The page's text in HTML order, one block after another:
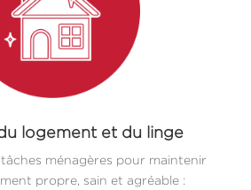
logement et du linge
ménagères pour maintenir
propre, sain et agréable :